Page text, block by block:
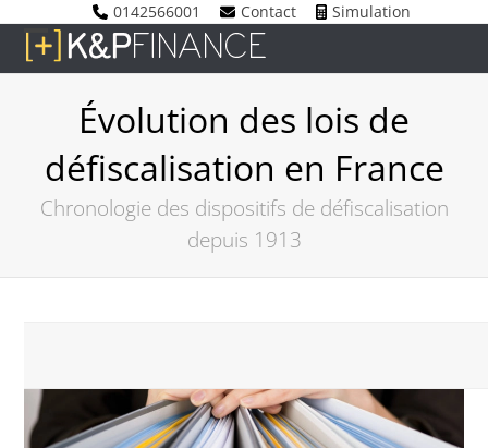
content
0142566001 Contact Simulation
Open
menu
Close
menuÉvolution des lois de
défiscalisation en France
Chronologie des dispositifs de défiscalisation
depuis 1913